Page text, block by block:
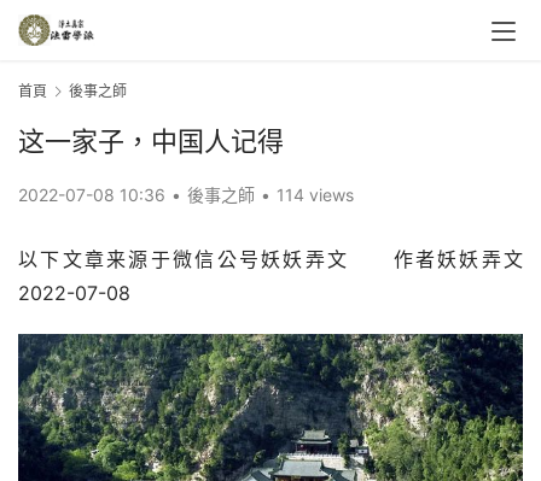
首頁 後事之師
这一家子，中国人记得
2022-07-08 10:36 • 後事之師 • 114 views
以下文章来源于微信公号妖妖弄文     作者妖妖弄文
2022-07-08